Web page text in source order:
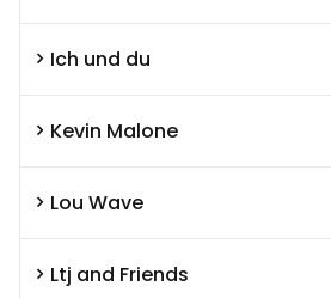
Ich und du
Kevin Malone
Lou Wave
Ltj and Friends